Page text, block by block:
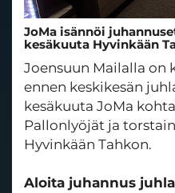
JoMa isännöi
kesäkuuta Hyvinkään
Joensuun Mailalla on
ennen keskikesän
kesäkuuta JoMa
Pallonlyöjät ja
Hyvinkään Tahkon.
Aloita juhannus